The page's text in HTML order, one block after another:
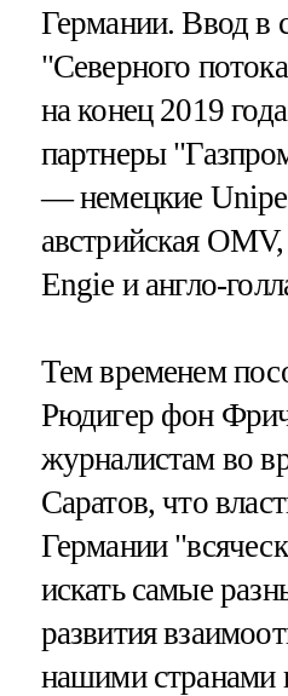
Германии. Ввод в
"Северного
на конец 2019
партнеры
— немецкие
австрийская
Engie и англо-
Тем временем
Рюдигер фон Фрич
журналистам во
Саратов, что
Германии
искать самые
развития
нашими странами